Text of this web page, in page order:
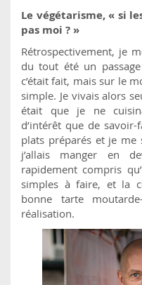
Le végétarisme, « si
pas moi ? »
Rétrospectivement, je
du tout été un
c’était fait, mais sur le
simple. Je vivais alors
était que je ne
d’intérêt que de
plats préparés et je me
j’allais manger en
rapidement compris
simples à faire, et la
bonne tarte
réalisation.